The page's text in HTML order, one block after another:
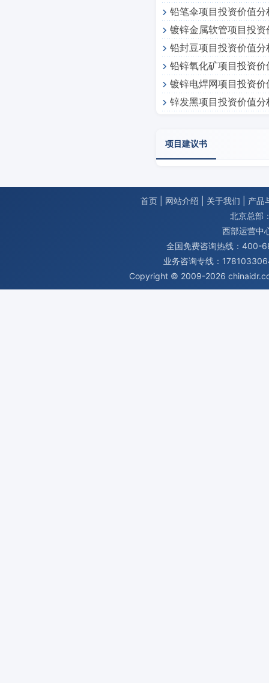
铅笔伞项目投资价值分
镀锌金属软管项目投
铅封豆项目投资价值分
铅锌氧化矿项目投资价
镀锌电焊网项目投资价
锌发黑项目投资价值分
项目建议书
首页 网站介绍 关于我们
产品
北京总部
西部运营中
全国免费咨询热线：400-
业务咨询专线：
Copyright © 2009-2026